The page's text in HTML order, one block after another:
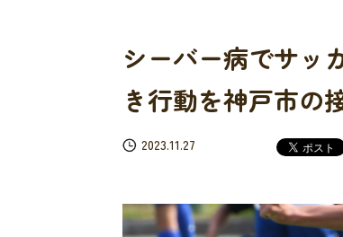
シーバー病でサッ
き行動を神戸市の
2023.11.27